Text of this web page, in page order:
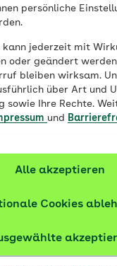
persönliche
kann jederzeit mit
oder geändert
bleiben wirksam.
über Art und
sowie Ihre Rechte.
und
Cookies
Alle akzeptieren
Zubereitung zu